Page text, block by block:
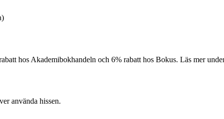
hos Akademibokhandeln och 6% rabatt hos Bokus. Läs mer
använda hissen.